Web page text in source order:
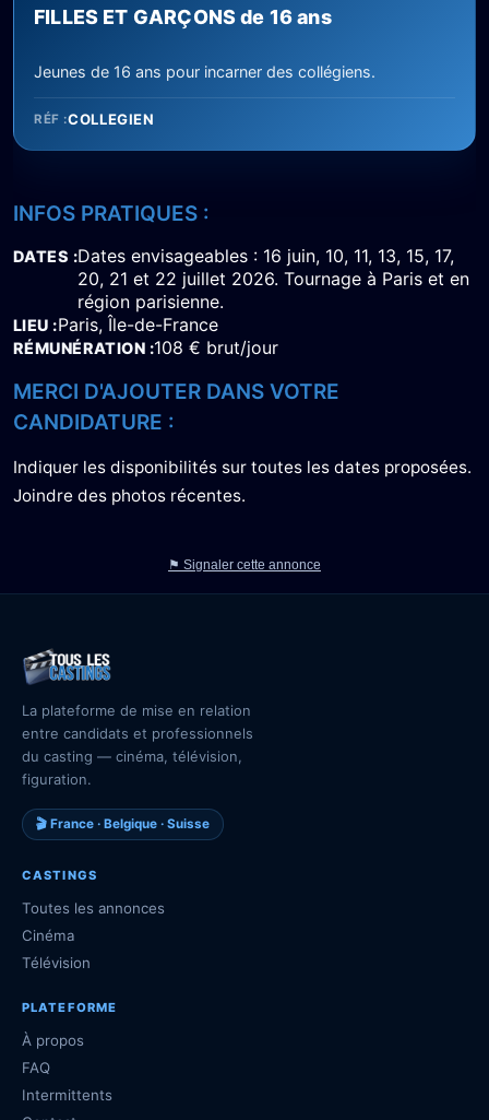
FILLES ET GARÇONS de 16 ans
Jeunes de 16 ans pour incarner des collégiens.
RÉF :COLLEGIEN
INFOS PRATIQUES :
DATES Dates envisageables : 16 juin, 10, 11, 13, 15, 17,
20, 21 et 22 juillet 2026. Tournage à Paris et en
région parisienne.
LIEU Paris, Île-de-France
RÉMUNÉRATION 108 € brut/jour
MERCI D'AJOUTER DANS VOTRE
CANDIDATURE :
Indiquer les disponibilités sur toutes les dates proposées.
Joindre des photos récentes.
⚑ Signaler cette annonce
La plateforme de mise en relation
entre candidats et professionnels
du casting — cinéma, télévision,
figuration.
🎬 France · Belgique · Suisse
CASTINGS
Toutes les annonces
Cinéma
Télévision
PLATEFORME
À propos
FAQ
Intermittents